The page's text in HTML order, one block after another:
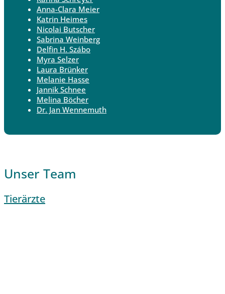
Anna-Clara Meier
Katrin Heimes
Nicolai Butscher
Sabrina Weinberg
Delfin H. Szábo
Myra Selzer
Laura Brünker
Melanie Hasse
Jannik Schnee
Melina Böcher
Dr. Jan Wennemuth
Unser Team
Tierärzte